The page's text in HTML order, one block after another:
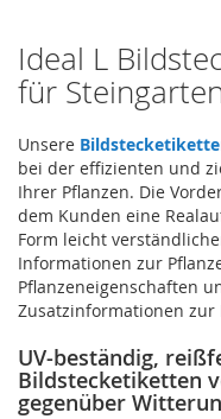
Ideal L
für
Unsere
bei der effizienten und
Ihrer Pflanzen. Die
dem Kunden eine
Form leicht
Informationen zur
Pflanzeneigenschaften
Zusatzinformationen zur
UV-beständig,
Bildstecketiketten
gegenüber